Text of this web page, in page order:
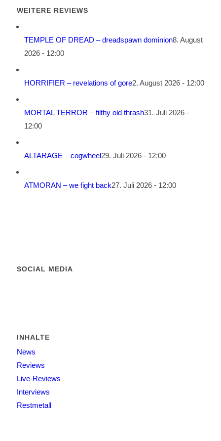
WEITERE REVIEWS
TEMPLE OF DREAD – dreadspawn dominion8. August
2026 - 12:00
HORRIFIER – revelations of gore2. August 2026 - 12:00
MORTAL TERROR – filthy old thrash31. Juli 2026 -
12:00
ALTARAGE – cogwheel29. Juli 2026 - 12:00
ATMORAN – we fight back27. Juli 2026 - 12:00
SOCIAL MEDIA
INHALTE
News
Reviews
Live-Reviews
Interviews
Restmetall